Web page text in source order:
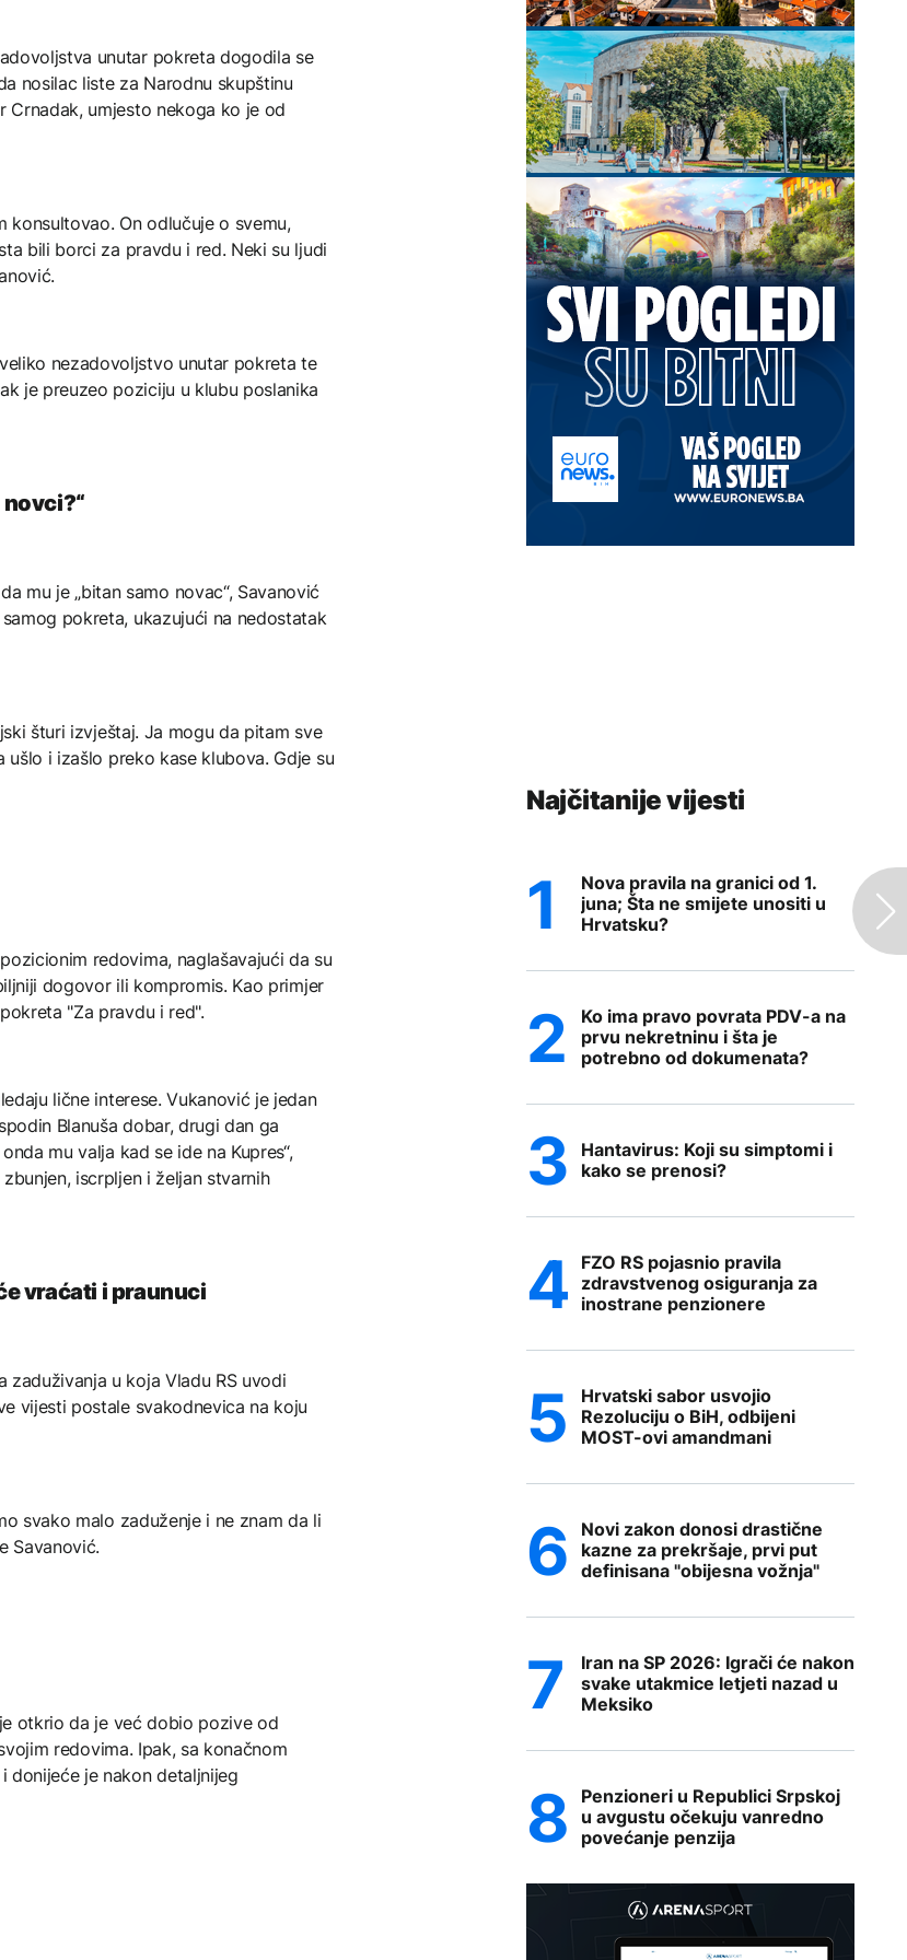
unutar pokreta dogodila se
nosilac liste za Narodnu skupštinu
Crnadak, umjesto nekoga ko je od
konsultovao. On odlučuje o svemu,
bili borci za pravdu i red. Neki su ljudi
nezadovoljstvo unutar pokreta te
je preuzeo poziciju u klubu poslanika
mu je „bitan samo novac“, Savanović
pokreta, ukazujući na nedostatak
šturi izvještaj. Ja mogu da pitam sve
i izašlo preko kase klubova. Gdje su
redovima, naglašavajući da su
dogovor ili kompromis. Kao primjer
"Za pravdu i red".
lične interese. Vukanović je jedan
Blanuša dobar, drugi dan ga
mu valja kad se ide na Kupres“,
iscrpljen i željan stvarnih
vraćati i praunuci
zaduživanja u koja Vladu RS uvodi
vijesti postale svakodnevica na koju
svako malo zaduženje i ne znam da li
Savanović.
otkrio da je već dobio pozive od
redovima. Ipak, sa konačnom
je nakon detaljnijeg
Najčitanije vijesti
Nova pravila na granici od 1.
juna; Šta ne smijete unositi u
Hrvatsku?
Ko ima pravo povrata PDV-a na
prvu nekretninu i šta je
potrebno od dokumenata?
Hantavirus: Koji su simptomi i
kako se prenosi?
FZO RS pojasnio pravila
zdravstvenog osiguranja za
inostrane penzionere
Hrvatski sabor usvojio
Rezoluciju o BiH, odbijeni
MOST-ovi amandmani
Novi zakon donosi drastične
kazne za prekršaje, prvi put
definisana "obijesna vožnja"
Iran na SP 2026: Igrači će nakon
svake utakmice letjeti nazad u
Meksiko
Penzioneri u Republici Srpskoj
u avgustu očekuju vanredno
povećanje penzija